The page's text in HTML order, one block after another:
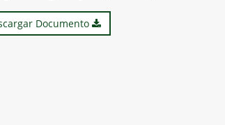
Documento